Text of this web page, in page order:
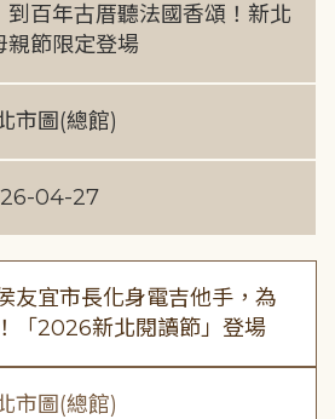
到百年古厝聽法國香頌！新北
親節限定登場
市圖(總館)
04-27
友宜市長化身電吉他手，為
「2026新北閱讀節」登場
市圖(總館)